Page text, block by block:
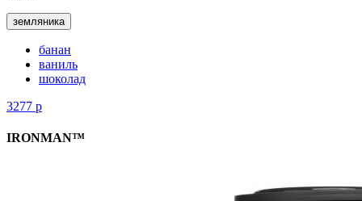
земляника
банан
ваниль
шоколад
3277 р
IRONMAN™